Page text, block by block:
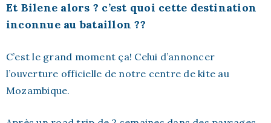
Et Bilene alors ? c’est quoi cette destination
inconnue au bataillon ??
C’est le grand moment ça! Celui d’annoncer
l’ouverture officielle de notre centre de kite au
Mozambique.